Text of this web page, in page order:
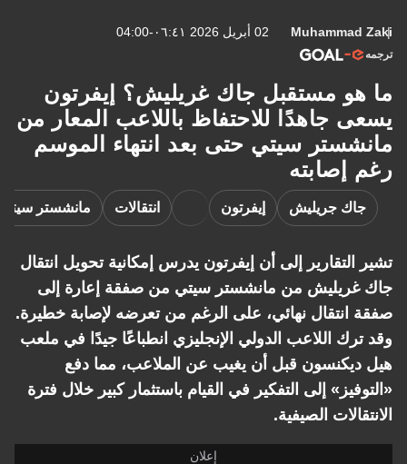
Muhammad Zaki 02 أبريل 2026 ٠٦:٤١-04:00
ترجمه
ما هو مستقبل جاك غريليش؟ إيفرتون
يسعى جاهدًا للاحتفاظ باللاعب المعار من
مانشستر سيتي حتى بعد انتهاء الموسم
رغم إصابته
جاك جريليش إيفرتون انتقالات مانشستر سيتي
تشير التقارير إلى أن إيفرتون يدرس إمكانية تحويل انتقال
جاك غريليش من مانشستر سيتي من صفقة إعارة إلى
صفقة انتقال نهائي، على الرغم من تعرضه لإصابة خطيرة.
وقد ترك اللاعب الدولي الإنجليزي انطباعًا جيدًا في ملعب
هيل ديكنسون قبل أن يغيب عن الملاعب، مما دفع
«التوفيز» إلى التفكير في القيام باستثمار كبير خلال فترة
الانتقالات الصيفية.